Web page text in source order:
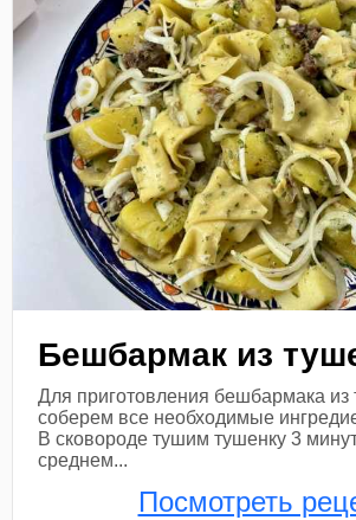
Бешбармак из
Для приготовления бешбармака из
соберем все необходимые
В сковороде тушим тушенку 3
среднем...
Посмотреть